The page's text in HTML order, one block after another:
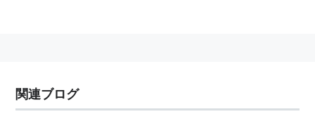
出版部の方が激しく気になる人も多いと思われる。変化
はやはり無いのだろうか？
関連ブログ